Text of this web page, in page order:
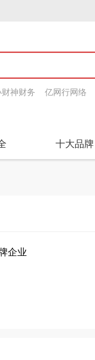
神财务 亿网行网络
十大品牌
企业